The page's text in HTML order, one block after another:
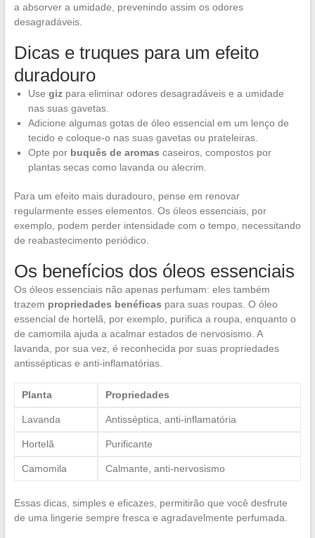
a absorver a umidade, prevenindo assim os odores
desagradáveis.
Dicas e truques para um efeito
duradouro
Use gizpara eliminar odores desagradáveis e a umidade
nas suas gavetas.
Adicione algumas gotas de óleo essencial em um lenço de
tecido e coloque-o nas suas gavetas ou prateleiras.
Opte por buquês de aromas caseiros, compostos por
plantas secas como lavanda ou alecrim.
Para um efeito mais duradouro, pense em renovar
regularmente esses elementos. Os óleos essenciais, por
exemplo, podem perder intensidade com o tempo, necessitando
de reabastecimento periódico.
Os benefícios dos óleos essenciais
Os óleos essenciais não apenas perfumam: eles também
trazem propriedades benéficas para suas roupas. O óleo
essencial de hortelã, por exemplo, purifica a roupa, enquanto o
de camomila ajuda a acalmar estados de nervosismo. A
lavanda, por sua vez, é reconhecida por suas propriedades
antissépticas e anti-inflamatórias.
Planta Propriedades
Lavanda Antisséptica, anti-inflamatória
Hortelã Purificante
Camomila Calmante, anti-nervosismo
Essas dicas, simples e eficazes, permitirão que você desfrute
de uma lingerie sempre fresca e agradavelmente perfumada.